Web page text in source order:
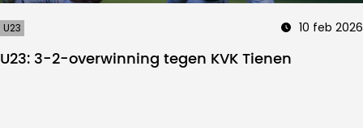
U23 10 feb 2026
U23: 3-2-overwinning tegen KVK Tienen